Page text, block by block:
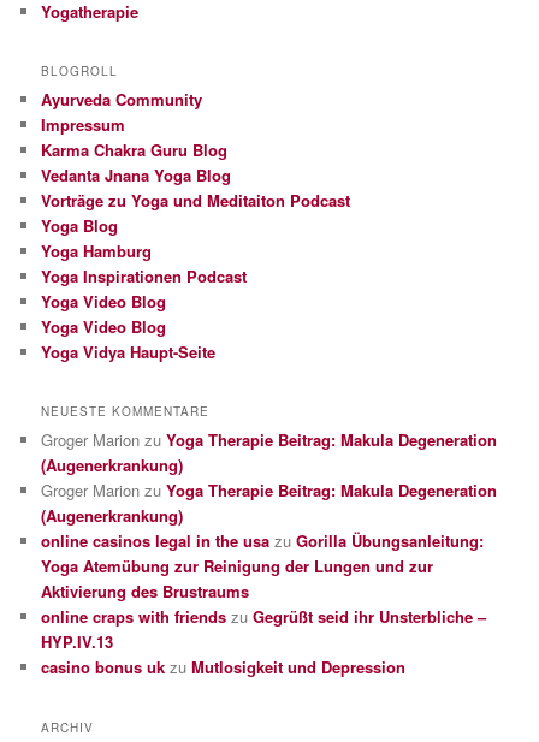
Yogatherapie
BLOGROLL
Ayurveda Community
Impressum
Karma Chakra Guru Blog
Vedanta Jnana Yoga Blog
Vorträge zu Yoga und Meditaiton Podcast
Yoga Blog
Yoga Hamburg
Yoga Inspirationen Podcast
Yoga Video Blog
Yoga Video Blog
Yoga Vidya Haupt-Seite
NEUESTE KOMMENTARE
Groger Marion zuYoga Therapie Beitrag: Makula Degeneration
(Augenerkrankung)
Groger Marion zuYoga Therapie Beitrag: Makula Degeneration
(Augenerkrankung)
online casinos legal in the usa zuGorilla Übungsanleitung:
Yoga Atemübung zur Reinigung der Lungen und zur
Aktivierung des Brustraums
online craps with friends zuGegrüßt seid ihr Unsterbliche –
HYP.IV.13
casino bonus uk zuMutlosigkeit und Depression
ARCHIV